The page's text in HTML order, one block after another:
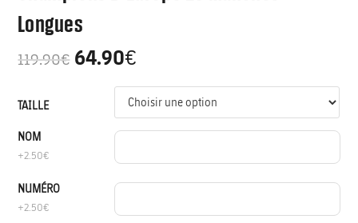
Longues
119.90€ 64.90€
TAILLE
NOM
+2.50€
NUMÉRO
+2.50€